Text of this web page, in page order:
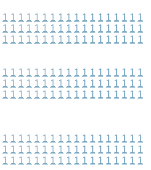
1 1 1 1 1 1 1 1 1 1 1 1 1 1 1 1 1 1
1 1 1 1 1 1 1 1 1 1 1 1 1 1 1 1 1 1
1 1 1 1 1 1 1 1 1 1 1 1 1 1 1 1 1 1
1 1 1 1 1 1 1 1 1 1 1 1 1 1 1 1 1 1
1 1 1 1 1 1 1 1 1 1 1 1 1 1 1 1 1 1
1 1 1 1 1 1 1 1 1 1 1 1 1 1 1 1 1 1
1 1 1 1 1 1 1 1 1 1 1 1 1 1 1 1 1 1
1 1 1 1 1 1 1 1 1 1 1 1 1 1 1 1 1 1
1 1 1 1 1 1 1 1 1 1 1 1 1 1 1 1 1 1